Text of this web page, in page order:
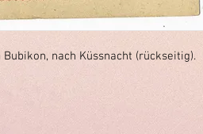
nach Küssnacht (rückseitig).